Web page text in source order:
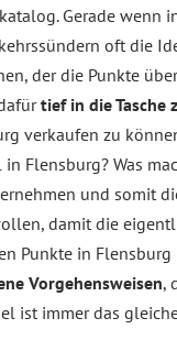
Gerade wenn
oft die
der die Punkte
tief in die Tasche
verkaufen zu
Flensburg? Was
und somit
damit die
Punkte in
Vorgehensweisen,
ist immer das